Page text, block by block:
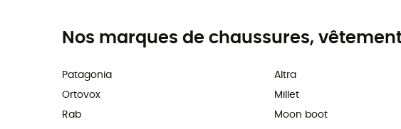
Nos marques de chaussures,
Patagonia
Ortovox
Rab
Altra
Millet
Moon boot